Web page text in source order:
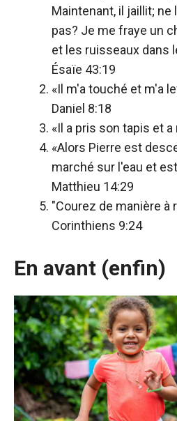
Maintenant, il jaillit;
pas? Je me fraye un
et les ruisseaux dans
Ésaïe 43:19
«Il m'a touché et m'a
Daniel 8:18
«Il a pris son tapis et
«Alors Pierre est
marché sur l'eau et
Matthieu 14:29
"Courez de manière à
Corinthiens 9:24
En avant (enfin)